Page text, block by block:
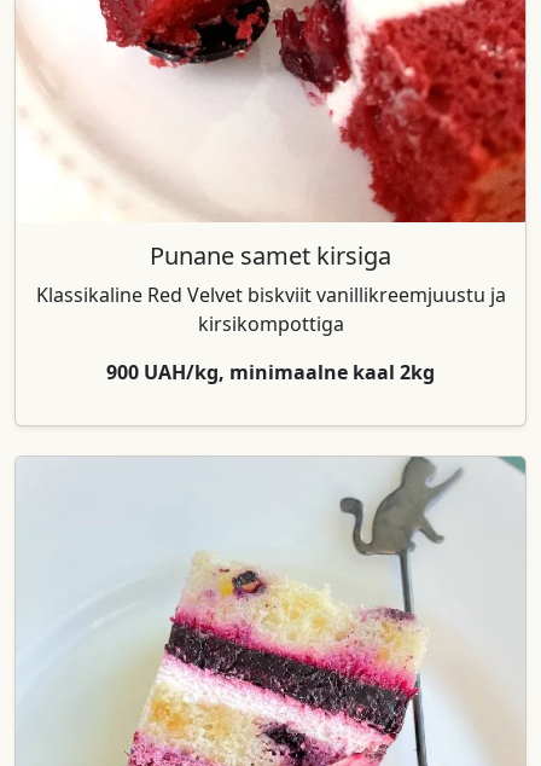
Punane samet kirsiga
Klassikaline Red Velvet biskviit vanillikreemjuustu ja
kirsikompottiga
900 UAH/kg, minimaalne kaal 2kg